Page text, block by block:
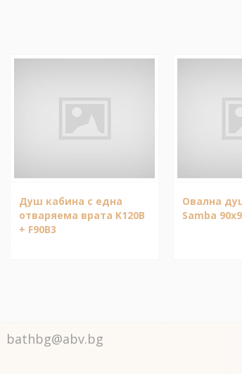
Душ кабина с една
отваряема врата K120B
+ F90B3
Овална
Samba
bathbg@abv.bg